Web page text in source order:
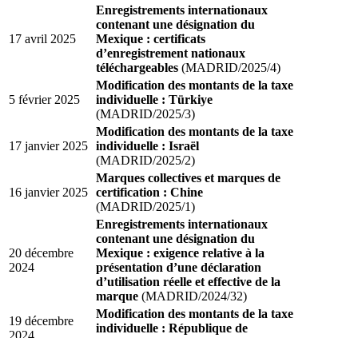
17 avril 2025
Enregistrements internationaux
contenant une désignation du
Mexique : certificats
d’enregistrement nationaux
téléchargeables (MADRID/2025/4)
5 février 2025
Modification des montants de la taxe
individuelle : Türkiye
(MADRID/2025/3)
17 janvier 2025
Modification des montants de la taxe
individuelle : Israël
(MADRID/2025/2)
16 janvier 2025
Marques collectives et marques de
certification : Chine
(MADRID/2025/1)
20 décembre
2024
Enregistrements internationaux
contenant une désignation du
Mexique : exigence relative à la
présentation d’une déclaration
d’utilisation réelle et effective de la
marque (MADRID/2024/32)
19 décembre
2024
Modification des montants de la taxe
individuelle : République de